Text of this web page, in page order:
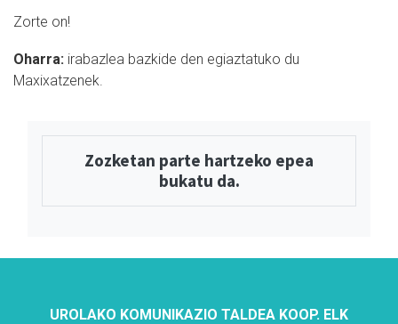
Zorte on!
Oharra: irabazlea bazkide den egiaztatuko du
Maxixatzenek.
Zozketan parte hartzeko epea
bukatu da.
UROLAKO KOMUNIKAZIO TALDEA KOOP. ELK